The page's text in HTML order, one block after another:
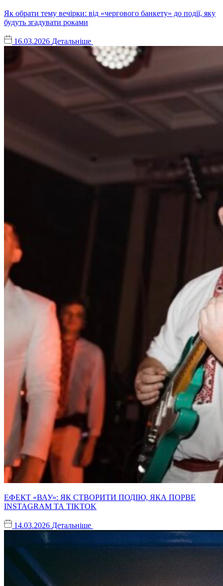
Як обрати тему вечірки: від «чергового банкету» до події, яку
будуть згадувати роками
16.03.2026 Детальніше
ЕФЕКТ «ВАУ»: ЯК СТВОРИТИ ПОДІЮ, ЯКА ПОРВЕ
INSTAGRAM ТА TIKTOK
14.03.2026 Детальніше